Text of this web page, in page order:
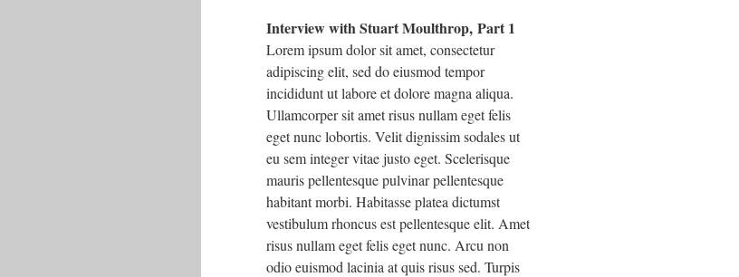
Interview with Stuart Moulthrop, Part 1
Lorem ipsum dolor sit amet, consectetur
adipiscing elit, sed do eiusmod tempor
incididunt ut labore et dolore magna aliqua.
Ullamcorper sit amet risus nullam eget felis
eget nunc lobortis. Velit dignissim sodales ut
eu sem integer vitae justo eget. Scelerisque
mauris pellentesque pulvinar pellentesque
habitant morbi. Habitasse platea dictumst
vestibulum rhoncus est pellentesque elit. Amet
risus nullam eget felis eget nunc. Arcu non
odio euismod lacinia at quis risus sed. Turpis